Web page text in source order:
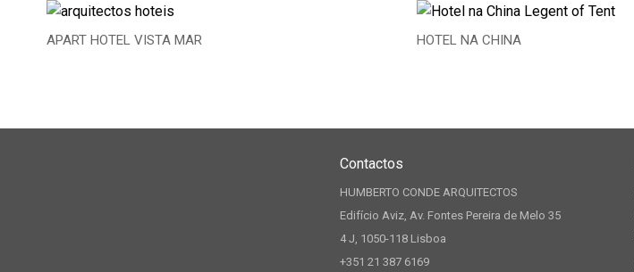
APART HOTEL VISTA MAR HOTEL NA CHINA
Contactos
HUMBERTO CONDE ARQUITECTOS
Edifício Aviz, Av. Fontes Pereira de Melo 35
4 J, 1050-118 Lisboa
+351 21 387 6169